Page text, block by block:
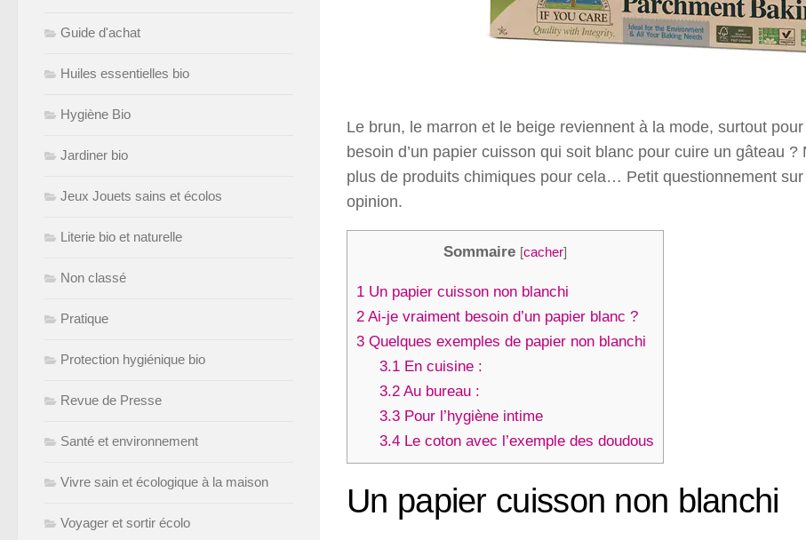
Le brun, le marron et le beige reviennent à la mode, surtout
besoin d’un papier cuisson qui soit blanc pour cuire un gâteau
plus de produits chimiques pour cela… Petit questionnement
opinion.
Sommaire [cacher]
1 Un papier cuisson non blanchi
2 Ai-je vraiment besoin d’un papier blanc ?
3 Quelques exemples de papier non blanchi
3.1En cuisine :
3.2Au bureau :
3.3Pour l’hygiène intime
3.4Le coton avec l’exemple des doudous
Un papier cuisson non blanchi
Guide d'achat
Huiles essentielles bio
Hygiène Bio
Jardiner bio
Jeux Jouets sains et écolos
Literie bio et naturelle
Non classé
Pratique
Protection hygiénique bio
Revue de Presse
Santé et environnement
Vivre sain et écologique à la maison
Voyager et sortir écolo